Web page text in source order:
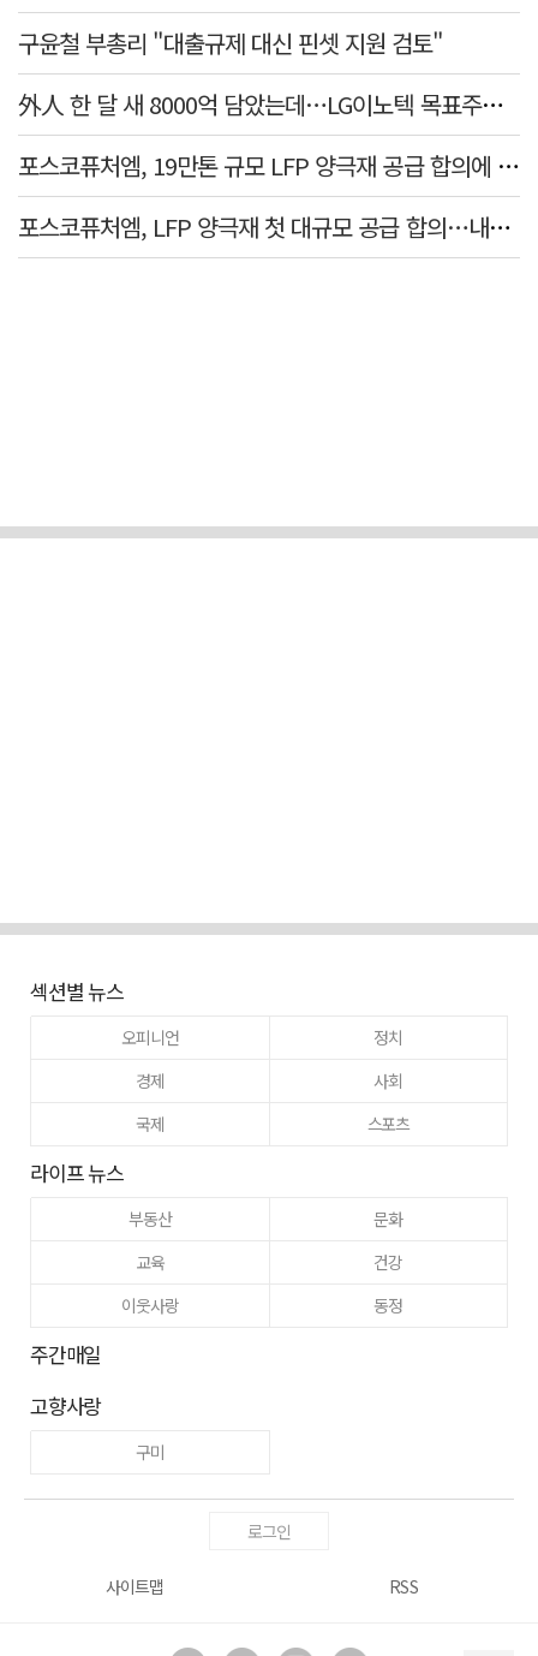
구윤철 부총리 "대출규제 대신 핀셋 지원 검토"
外人 한 달 새 8000억 담았는데…LG이노텍 목표주가는 왜 엇갈릴까
포스코퓨처엠, 19만톤 규모 LFP 양극재 공급 합의에 3%대 강세
포스코퓨처엠, LFP 양극재 첫 대규모 공급 합의…내년부터 6년간 19만t
섹션별 뉴스
오피니언
정치
경제
사회
국제
스포츠
라이프 뉴스
부동산
문화
교육
건강
이웃사랑
동정
주간매일
고향사랑
구미
로그인
사이트맵 RSS